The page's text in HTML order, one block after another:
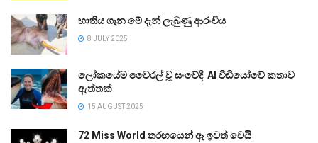
භාතිය ගැන මේ දැන් ලැබුණු ආරංචිය
8 JULY 2025
ලෝකයේම වෛරල් වූ සංවේදී AI වීඩියෝවේ කතාව
ඇත්තක්
15 AUGUST 2025
72 Miss World තරඟයෙන් ඈ ඉවත් වෙයි